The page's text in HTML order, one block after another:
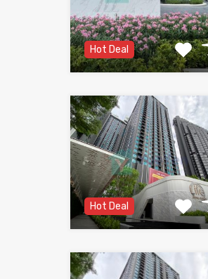
Hot Deal
Hot Deal